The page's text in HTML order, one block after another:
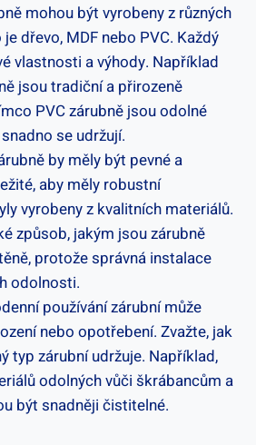
mohou být vyrobeny z různých
dřevo, MDF nebo PVC. Každý
vlastnosti a výhody. Například
jsou tradiční a přirozeně
PVC zárubně jsou odolné
se udržují.
by měly být pevné a
aby měly robustní
vyrobeny z kvalitních materiálů.
způsob, jakým jsou zárubně
protože správná instalace
odolnosti.
používání zárubní může
nebo opotřebení. Zvažte, jak
typ zárubní udržuje. Například,
odolných vůči škrábancům a
být snadněji čistitelné.